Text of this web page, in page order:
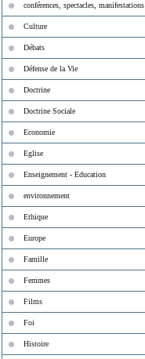
conférences, spectacles, manifestations
Culture
Débats
Défense de la Vie
Doctrine
Doctrine Sociale
Economie
Eglise
Enseignement - Education
environnement
Ethique
Europe
Famille
Femmes
Films
Foi
Histoire